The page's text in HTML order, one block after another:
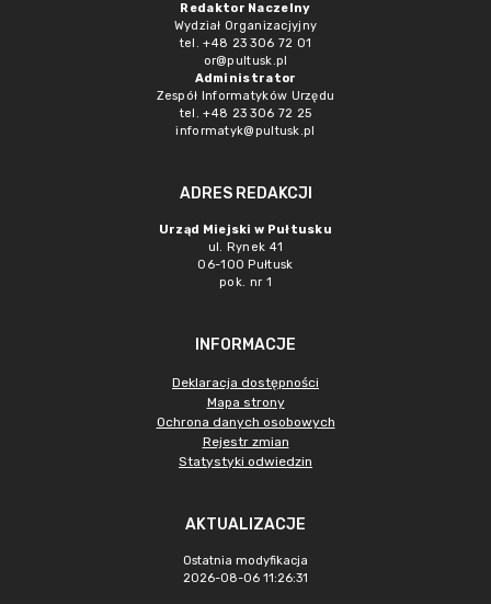
Redaktor Naczelny
Wydział Organizacjyjny
tel. +48 23 306 72 01
or@pultusk.pl
Administrator
Zespół Informatyków Urzędu
tel. +48 23 306 72 25
informatyk@pultusk.pl
ADRES REDAKCJI
Urząd Miejski w Pułtusku
ul. Rynek 41
06-100 Pułtusk
pok. nr 1
INFORMACJE
Deklaracja dostępności
Mapa strony
Ochrona danych osobowych
Rejestr zmian
Statystyki odwiedzin
AKTUALIZACJE
Ostatnia modyfikacja
2026-08-06 11:26:31